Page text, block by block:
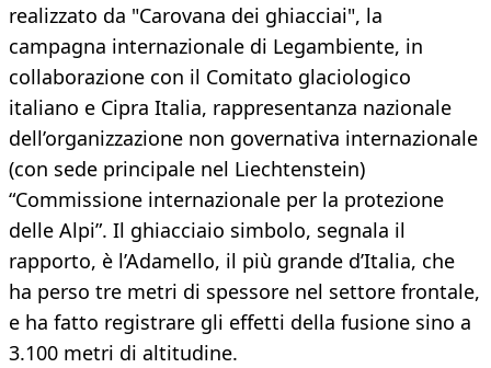
realizzato da "Carovana dei ghiacciai", la
campagna internazionale di Legambiente, in
collaborazione con il Comitato glaciologico
italiano e Cipra Italia, rappresentanza nazionale
dell’organizzazione non governativa internazionale
(con sede principale nel Liechtenstein)
“Commissione internazionale per la protezione
delle Alpi”. Il ghiacciaio simbolo, segnala il
rapporto, è l’Adamello, il più grande d’Italia, che
ha perso tre metri di spessore nel settore frontale,
e ha fatto registrare gli effetti della fusione sino a
3.100 metri di altitudine.